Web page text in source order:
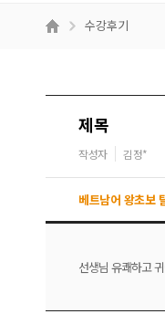
메
수강후기
제목
작성자 김정*
베트남어 왕초보
선생님 유쾌하고